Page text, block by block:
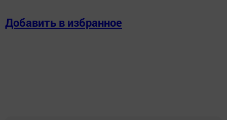
Добавить в избранное